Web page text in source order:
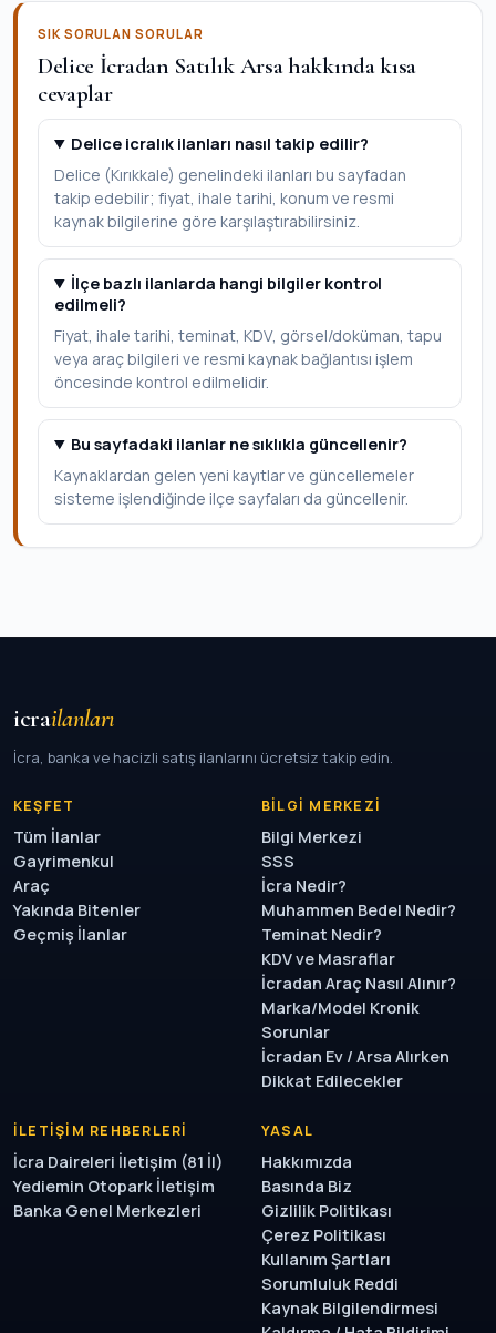
SIK SORULAN SORULAR
Delice İcradan Satılık Arsa hakkında kısa
cevaplar
Delice icralık ilanları nasıl takip edilir?
Delice (Kırıkkale) genelindeki ilanları bu sayfadan
takip edebilir; fiyat, ihale tarihi, konum ve resmi
kaynak bilgilerine göre karşılaştırabilirsiniz.
İlçe bazlı ilanlarda hangi bilgiler kontrol
edilmeli?
Fiyat, ihale tarihi, teminat, KDV, görsel/doküman, tapu
veya araç bilgileri ve resmi kaynak bağlantısı işlem
öncesinde kontrol edilmelidir.
Bu sayfadaki ilanlar ne sıklıkla güncellenir?
Kaynaklardan gelen yeni kayıtlar ve güncellemeler
sisteme işlendiğinde ilçe sayfaları da güncellenir.
icrailanları
İcra, banka ve hacizli satış ilanlarını ücretsiz takip edin.
KEŞFET
Tüm İlanlar
Gayrimenkul
Araç
Yakında Bitenler
Geçmiş İlanlar
BILGI MERKEZI
Bilgi Merkezi
SSS
İcra Nedir?
Muhammen Bedel Nedir?
Teminat Nedir?
KDV ve Masraflar
İcradan Araç Nasıl Alınır?
Marka/Model Kronik
Sorunlar
İcradan Ev / Arsa Alırken
Dikkat Edilecekler
İLETIŞIM REHBERLERI
İcra Daireleri İletişim (81 İl)
Yediemin Otopark İletişim
Banka Genel Merkezleri
YASAL
Hakkımızda
Basında Biz
Gizlilik Politikası
Çerez Politikası
Kullanım Şartları
Sorumluluk Reddi
Kaynak Bilgilendirmesi